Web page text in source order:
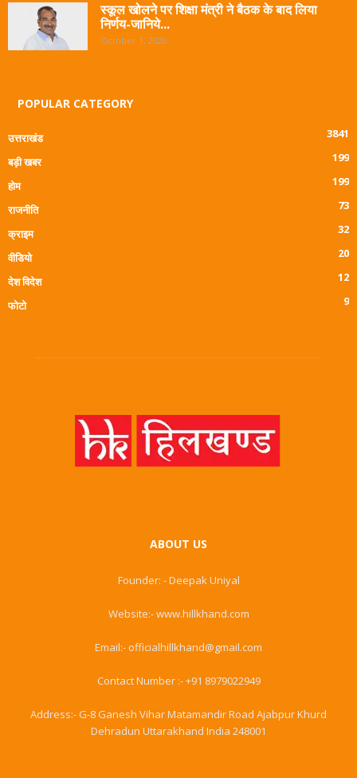
स्कूल खोलने पर शिक्षा मंत्री ने बैठक के बाद लिया
निर्णय-जानिये...
October 1, 2020
POPULAR CATEGORY
उत्तराखंड
3841
बड़ी खबर
199
होम
199
राजनीति
73
क्राइम
32
वीडियो
20
देश विदेश
12
फोटो
9
ABOUT US
Founder: - Deepak Uniyal
Website:- www.hillkhand.com
Email:- officialhillkhand@gmail.com
Contact Number :- +91 8979022949
Address:- G-8 Ganesh Vihar Matamandir Road Ajabpur Khurd
Dehradun Uttarakhand India 248001